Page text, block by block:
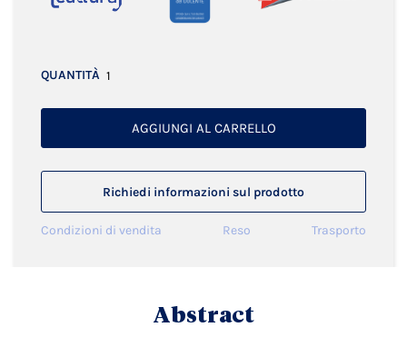
QUANTITÀ
AGGIUNGI AL CARRELLO
Richiedi informazioni sul prodotto
Condizioni di vendita Reso Trasporto
Abstract